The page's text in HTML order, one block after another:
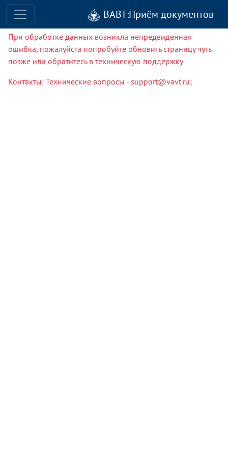
ВАВТ:Приём документов
При обработке данных возникла непредвиденная
ошибка, пожалуйста попробуйте обновить страницу чуть
позже или обратитесь в техническую поддержку
Контакты: Технические вопросы - support@vavt.ru;